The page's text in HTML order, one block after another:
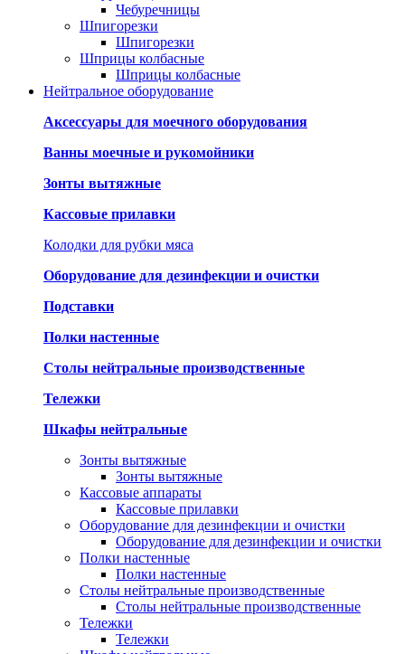
Чебуречницы
Шпигорезки
Шпигорезки
Шприцы колбасные
Шприцы колбасные
Нейтральное оборудование
Аксессуары для моечного оборудования
Ванны моечные и рукомойники
Зонты вытяжные
Кассовые прилавки
Колодки для рубки мяса
Оборудование для дезинфекции и очистки
Подставки
Полки настенные
Столы нейтральные производственные
Тележки
Шкафы нейтральные
Зонты вытяжные
Зонты вытяжные
Кассовые аппараты
Кассовые прилавки
Оборудование для дезинфекции и очистки
Оборудование для дезинфекции и очистки
Полки настенные
Полки настенные
Столы нейтральные производственные
Столы нейтральные производственные
Тележки
Тележки